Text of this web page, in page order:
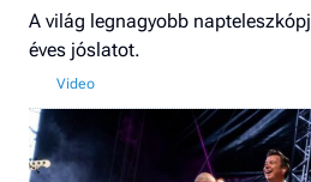
A világ legnagyobb
éves jóslatot.